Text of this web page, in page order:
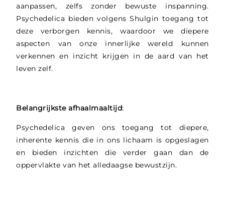
aanpassen, zelfs zonder bewuste inspanning.
Psychedelica bieden volgens Shulgin toegang tot
deze verborgen kennis, waardoor we diepere
aspecten van onze innerlijke wereld kunnen
verkennen en inzicht krijgen in de aard van het
leven zelf.
Belangrijkste afhaalmaaltijd:
Psychedelica geven ons toegang tot diepere,
inherente kennis die in ons lichaam is opgeslagen
en bieden inzichten die verder gaan dan de
oppervlakte van het alledaagse bewustzijn.